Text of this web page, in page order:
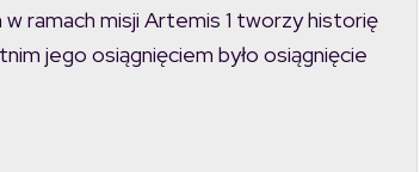
ramach misji Artemis 1 tworzy historię
jego osiągnięciem było osiągnięcie